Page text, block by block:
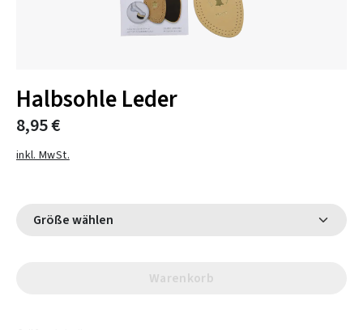
Halbsohle Leder
8,95 €
inkl. MwSt.
Größe wählen
Warenkorb